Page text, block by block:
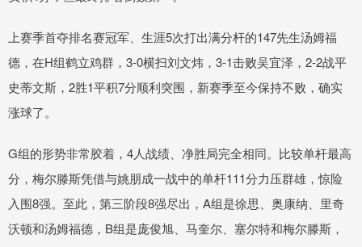
上赛季首夺排名赛冠军、生涯5次打出满分杆的147先生汤姆福
德，在H组鹤立鸡群，3-0横扫刘文炜，3-1击败吴宜泽，2-2战平
史蒂文斯，2胜1平积7分顺利突围，新赛季至今保持不败，确实
涨球了。
G组的形势非常胶着，4人战绩、净胜局完全相同。比较单杆最高
分，梅尔滕斯凭借与姚朋成一战中的单杆111分力压群雄，惊险
入围8强。至此，第三阶段8强尽出，A组是徐思、奥康纳、里奇
沃顿和汤姆福德，B组是庞俊旭、马奎尔、塞尔特和梅尔滕斯，